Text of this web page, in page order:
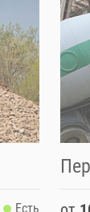
Есть